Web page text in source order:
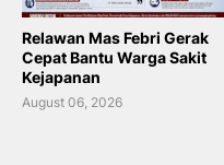
Relawan Mas Febri Gerak
Cepat Bantu Warga Sakit
Kejapanan
August 06, 2026